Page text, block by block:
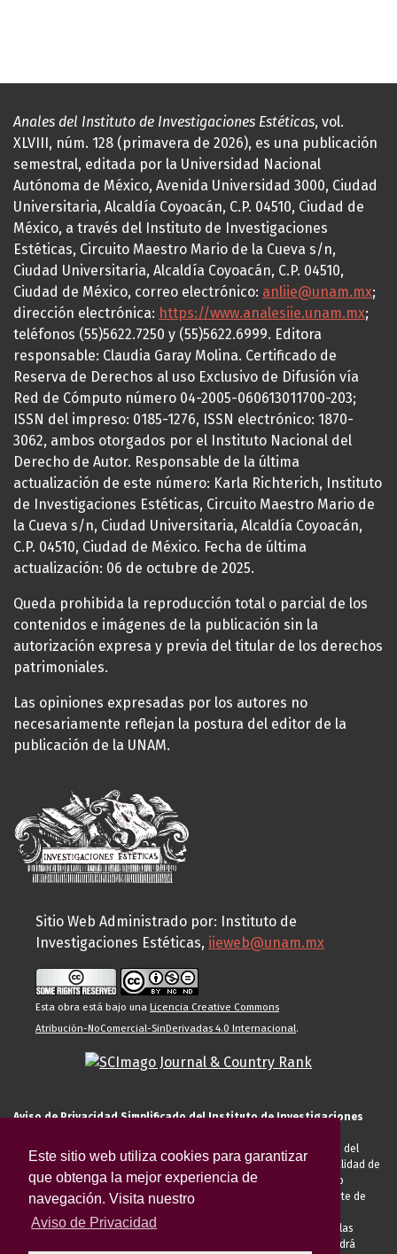
Este sitio web utiliza cookies para garantizar
que obtenga la mejor experiencia de
navegación. Visita nuestro
Aviso de Privacidad
Anales del Instituto de Investigaciones Estéticas, vol.
XLVIII, núm. 128 (primavera de 2026), es una publicación
semestral, editada por la Universidad Nacional
Autónoma de México, Avenida Universidad 3000, Ciudad
Universitaria, Alcaldía Coyoacán, C.P. 04510, Ciudad de
México, a través del Instituto de Investigaciones
Estéticas, Circuito Maestro Mario de la Cueva s/n,
Ciudad Universitaria, Alcaldía Coyoacán, C.P. 04510,
Ciudad de México, correo electrónico: anliie@unam.mx;
dirección electrónica: https://www.analesiie.unam.mx;
teléfonos (55)5622.7250 y (55)5622.6999. Editora
responsable: Claudia Garay Molina. Certificado de
Reserva de Derechos al uso Exclusivo de Difusión vía
Red de Cómputo número 04-2005-060613011700-203;
ISSN del impreso: 0185-1276, ISSN electrónico: 1870-
3062, ambos otorgados por el Instituto Nacional del
Derecho de Autor. Responsable de la última
actualización de este número: Karla Richterich, Instituto
de Investigaciones Estéticas, Circuito Maestro Mario de
la Cueva s/n, Ciudad Universitaria, Alcaldía Coyoacán,
C.P. 04510, Ciudad de México. Fecha de última
actualización: 06 de octubre de 2025.
Queda prohibida la reproducción total o parcial de los
contenidos e imágenes de la publicación sin la
autorización expresa y previa del titular de los derechos
patrimoniales.
Las opiniones expresadas por los autores no
necesariamente reflejan la postura del editor de la
publicación de la UNAM.
Sitio Web Administrado por: Instituto de
Investigaciones Estéticas, iieweb@unam.mx
Esta obra está bajo una Licencia Creative Commons
Atribución-NoComercial-SinDerivadas 4.0 Internacional.
Aviso de Privacidad Simplificado del Instituto de Investigaciones
El Instituto de Investigaciones Estéticas de la UNAM, es responsable del
tratamiento de sus datos personales para el registro de usted en calidad de
alumno, docente, personal de la entidad académica, conferencista o
invitado externo (nacional o extranjero), visitante, proveedor o cliente de
anteriormente descritas u otras aquellas exigidas legalmente o por las
autoridades competentes podrá transferir sus datos personales. Podrá